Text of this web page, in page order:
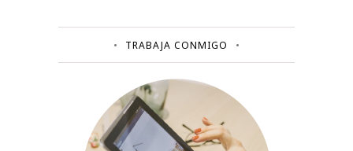
TRABAJA CONMIGO